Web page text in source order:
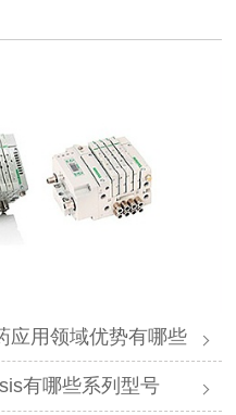
应用领域优势有哪些
有哪些系列型号